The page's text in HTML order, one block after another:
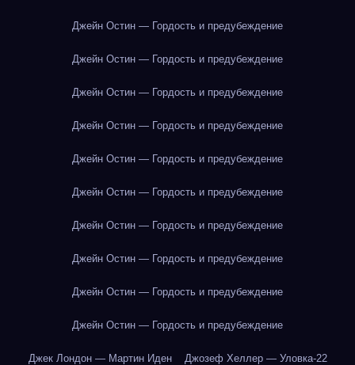
Джейн Остин — Гордость и предубеждение
Джейн Остин — Гордость и предубеждение
Джейн Остин — Гордость и предубеждение
Джейн Остин — Гордость и предубеждение
Джейн Остин — Гордость и предубеждение
Джейн Остин — Гордость и предубеждение
Джейн Остин — Гордость и предубеждение
Джейн Остин — Гордость и предубеждение
Джейн Остин — Гордость и предубеждение
Джейн Остин — Гордость и предубеждение
Джек Лондон — Мартин Иден Джозеф Хеллер — Уловка-22